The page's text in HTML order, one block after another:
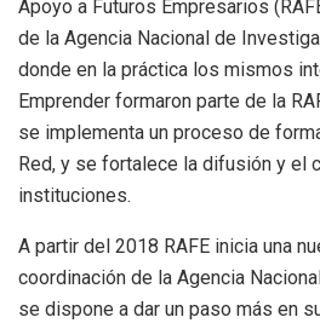
Apoyo a Futuros Empresarios
de la Agencia Nacional de
donde en la práctica los mismos
Emprender formaron parte de la
se implementa un proceso de
Red, y se fortalece la difusión y el
instituciones.
A partir del 2018 RAFE inicia una
coordinación de la Agencia
se dispone a dar un paso más en